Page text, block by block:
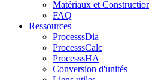
Matériaux et
FAQ
Ressources
ProcesssDia
ProcesssCalc
ProcesssHA
Conversion d'unités